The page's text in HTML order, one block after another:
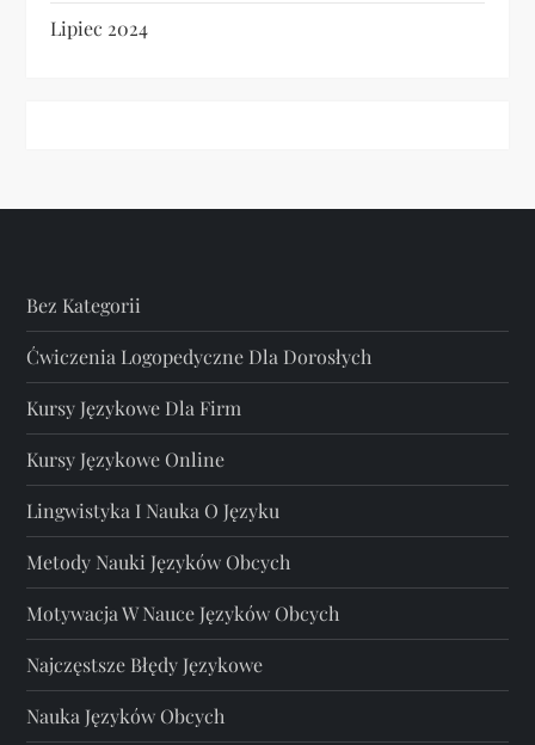
Lipiec 2024
Bez Kategorii
Ćwiczenia Logopedyczne Dla Dorosłych
Kursy Językowe Dla Firm
Kursy Językowe Online
Lingwistyka I Nauka O Języku
Metody Nauki Języków Obcych
Motywacja W Nauce Języków Obcych
Najczęstsze Błędy Językowe
Nauka Języków Obcych